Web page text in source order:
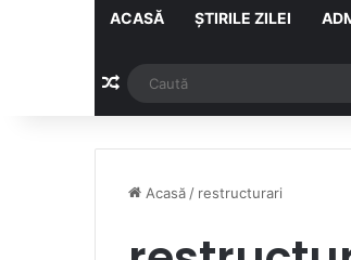
ACASĂ ȘTIRILE ZILEI
Articol aleatoriu
Acasă / restructurari